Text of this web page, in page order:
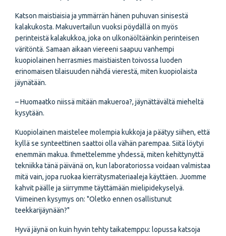
Katson maistiaisia ja ymmärrän hänen puhuvan sinisestä
kalakukosta. Makuvertailun vuoksi pöydällä on myös
perinteistä kalakukkoa, joka on ulkonäöltäänkin perinteisen
väritöntä. Samaan aikaan viereeni saapuu vanhempi
kuopiolainen herrasmies maistiaisten toivossa luoden
erinomaisen tilaisuuden nähdä vierestä, miten kuopiolaista
jäynätään.
– Huomaatko niissä mitään makueroa?, jäynättävältä mieheltä
kysytään.
Kuopiolainen maistelee molempia kukkoja ja päätyy siihen, että
kyllä se synteettinen saattoi olla vähän parempaa. Siitä löytyi
enemmän makua. Ihmettelemme yhdessä, miten kehittynyttä
tekniikka tänä päivänä on, kun laboratoriossa voidaan valmistaa
mitä vain, jopa ruokaa kierrätysmateriaaleja käyttäen. Juomme
kahvit päälle ja siirrymme täyttämään mielipidekyselyä.
Viimeinen kysymys on: "Oletko ennen osallistunut
teekkarijäynään?"
Hyvä jäynä on kuin hyvin tehty taikatemppu: lopussa katsoja